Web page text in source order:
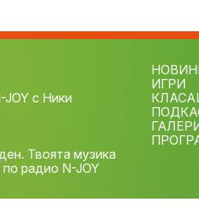
с Ники
Твоята музика
радио N-JOY
ИГРИ